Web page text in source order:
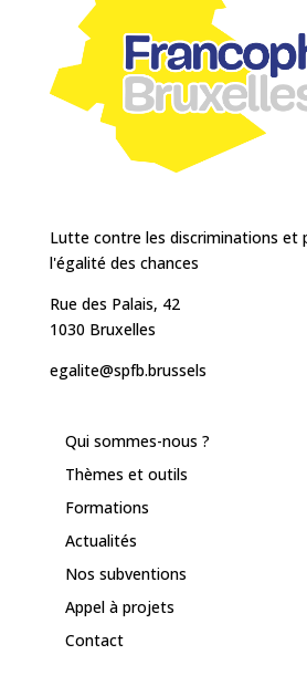
Lutte contre les discriminations et
l'égalité des chances
Rue des Palais, 42
1030 Bruxelles
egalite@spfb.brussels
Qui sommes-nous ?
Thèmes et outils
Formations
Actualités
Nos subventions
Appel à projets
Contact